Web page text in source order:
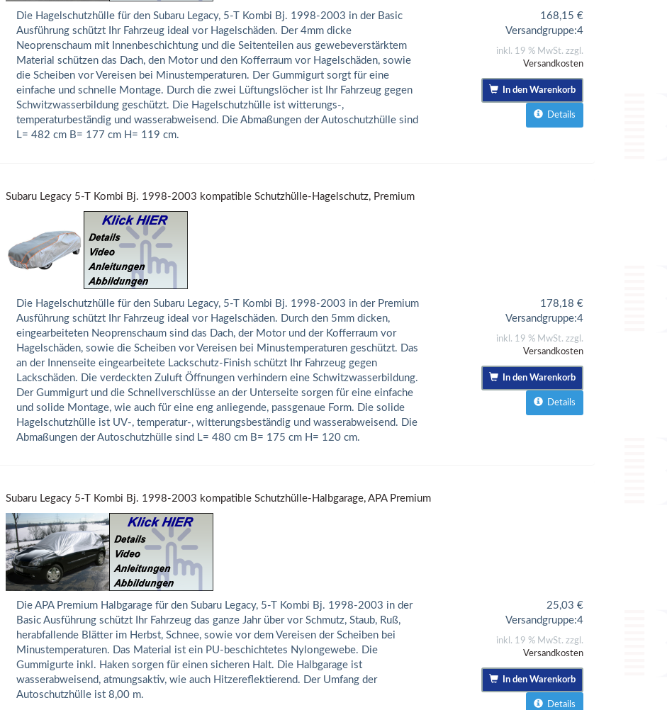
Die Hagelschutzhülle für den Subaru Legacy, 5-T Kombi Bj. 1998-2003 in der Basic
Ausführung schützt Ihr Fahrzeug ideal vor Hagelschäden. Der 4mm dicke
Neoprenschaum mit Innenbeschichtung und die Seitenteilen aus gewebeverstärktem
Material schützen das Dach, den Motor und den Kofferraum vor Hagelschäden, sowie
die Scheiben vor Vereisen bei Minustemperaturen. Der Gummigurt sorgt für eine
einfache und schnelle Montage. Durch die zwei Lüftungslöcher ist Ihr Fahrzeug gegen
Schwitzwasserbildung geschützt. Die Hagelschutzhülle ist witterungs-,
temperaturbeständig und wasserabweisend. Die Abmaßungen der Autoschutzhülle sind
L= 482 cm B= 177 cm H= 119 cm.
168,15 €
Versandgruppe:4
inkl. 19 % MwSt. zzgl.
Versandkosten
In den Warenkorb
Details
Subaru Legacy 5-T Kombi Bj. 1998-2003 kompatible Schutzhülle-Hagelschutz, Premium
Die Hagelschutzhülle für den Subaru Legacy, 5-T Kombi Bj. 1998-2003 in der Premium
Ausführung schützt Ihr Fahrzeug ideal vor Hagelschäden. Durch den 5mm dicken,
eingearbeiteten Neoprenschaum sind das Dach, der Motor und der Kofferraum vor
Hagelschäden, sowie die Scheiben vor Vereisen bei Minustemperaturen geschützt. Das
an der Innenseite eingearbeitete Lackschutz-Finish schützt Ihr Fahrzeug gegen
Lackschäden. Die verdeckten Zuluft Öffnungen verhindern eine Schwitzwasserbildung.
Der Gummigurt und die Schnellverschlüsse an der Unterseite sorgen für eine einfache
und solide Montage, wie auch für eine eng anliegende, passgenaue Form. Die solide
Hagelschutzhülle ist UV-, temperatur-, witterungsbeständig und wasserabweisend. Die
Abmaßungen der Autoschutzhülle sind L= 480 cm B= 175 cm H= 120 cm.
178,18 €
Versandgruppe:4
inkl. 19 % MwSt. zzgl.
Versandkosten
In den Warenkorb
Details
Subaru Legacy 5-T Kombi Bj. 1998-2003 kompatible Schutzhülle-Halbgarage, APA Premium
Die APA Premium Halbgarage für den Subaru Legacy, 5-T Kombi Bj. 1998-2003 in der
Basic Ausführung schützt Ihr Fahrzeug das ganze Jahr über vor Schmutz, Staub, Ruß,
herabfallende Blätter im Herbst, Schnee, sowie vor dem Vereisen der Scheiben bei
Minustemperaturen. Das Material ist ein PU-beschichtetes Nylongewebe. Die
Gummigurte inkl. Haken sorgen für einen sicheren Halt. Die Halbgarage ist
wasserabweisend, atmungsaktiv, wie auch Hitzereflektierend. Der Umfang der
Autoschutzhülle ist 8,00 m.
25,03 €
Versandgruppe:4
inkl. 19 % MwSt. zzgl.
Versandkosten
In den Warenkorb
Details